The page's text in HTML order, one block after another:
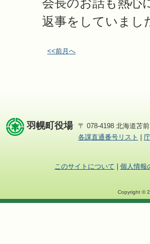
会長のお話も熱心
返事をしていまし
<<前月へ
羽幌町役場
〒 078-4198 北海道苫
各課直通番号リスト
このサイトについて 個人情報
Copyright ©